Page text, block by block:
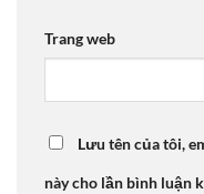
Trang web
Lưu tên của tôi,
này cho lần bình luận